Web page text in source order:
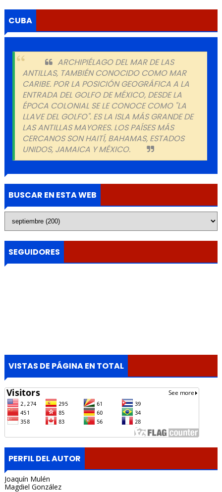
CUBA
ARCHIPIÉLAGO DEL MAR DE LAS
ANTILLAS, TAMBIÉN CONOCIDO COMO MAR
CARIBE. POR LA POSICIÓN GEOGRÁFICA A LA
ENTRADA DEL GOLFO DE MÉXICO, DESDE LA
ÉPOCA COLONIAL SE LE CONOCE COMO "LA
LLAVE DEL GOLFO". ES LA ISLA MÁS GRANDE DE
LAS ANTILLAS MAYORES. LOS PAÍSES MÁS
CERCANOS SON HAITÍ, BAHAMAS, ESTADOS
UNIDOS, JAMAICA Y MÉXICO.
BUSCAR EN ESTA WEB
SEGUIDORES
VISTAS DE PÁGINA EN TOTAL
PERFIL DEL AUTOR
Joaquín Mulén
Magdiel González